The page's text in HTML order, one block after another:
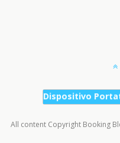
Dispositivo
All content Copyright Booking